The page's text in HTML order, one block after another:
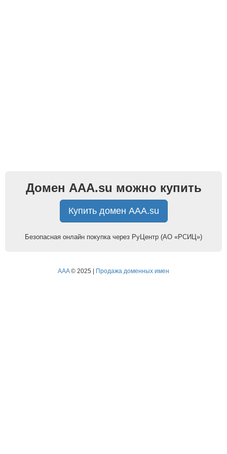
Домен AAA.su можно купить
Купить домен AAA.su
Безопасная онлайн покупка через РуЦентр (АО «РСИЦ»)
AAA© 2025 | Продажа доменных имен